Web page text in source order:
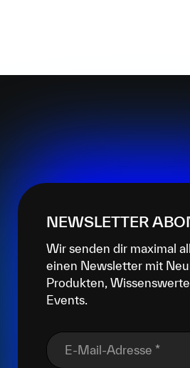
NEWSLETTER
Wir senden dir maximal
einen Newsletter mit
Produkten,
Events.
E-Mail-Adresse *